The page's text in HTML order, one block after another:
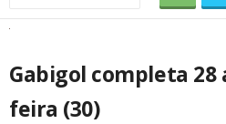
Gabigol completa 28
feira (30)